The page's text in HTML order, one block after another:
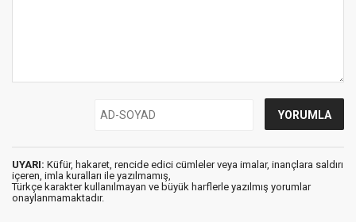
UYARI: Küfür, hakaret, rencide edici cümleler veya imalar, inançlara saldırı
içeren, imla kuralları ile yazılmamış,
Türkçe karakter kullanılmayan ve büyük harflerle yazılmış yorumlar
onaylanmamaktadır.